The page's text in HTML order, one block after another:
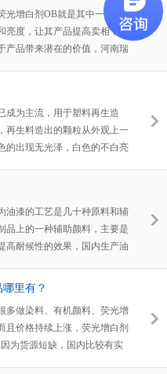
增白剂OB就是其中一种，
亮度，让其产品提高卖相，凡
产品带来潜在的价值，河南瑞
成为主流，用于塑料再生造
再生料造出的颗粒从外观上一
的出现无光泽，白色的不白亮
光增白剂来对产品进行增
油漆的工艺是几十种原料和辅
品上的一种辅助颜料，主要是
高耐候性的效果，国内生产油
系呢？
里有？
多做染料、有机颜料、荧光增
且价格持续上涨，荧光增白剂
为货源短缺，国内比较有实